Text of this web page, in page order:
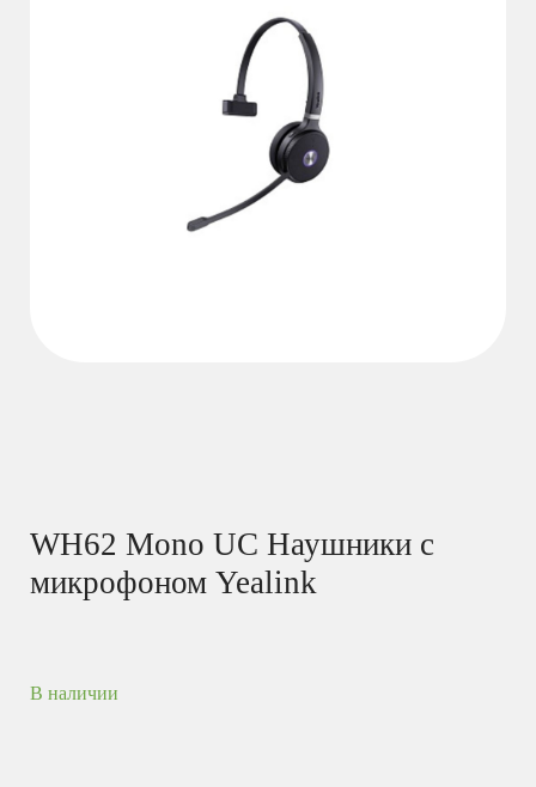
WH62 Mono UC Наушники с
микрофоном Yealink
В наличии